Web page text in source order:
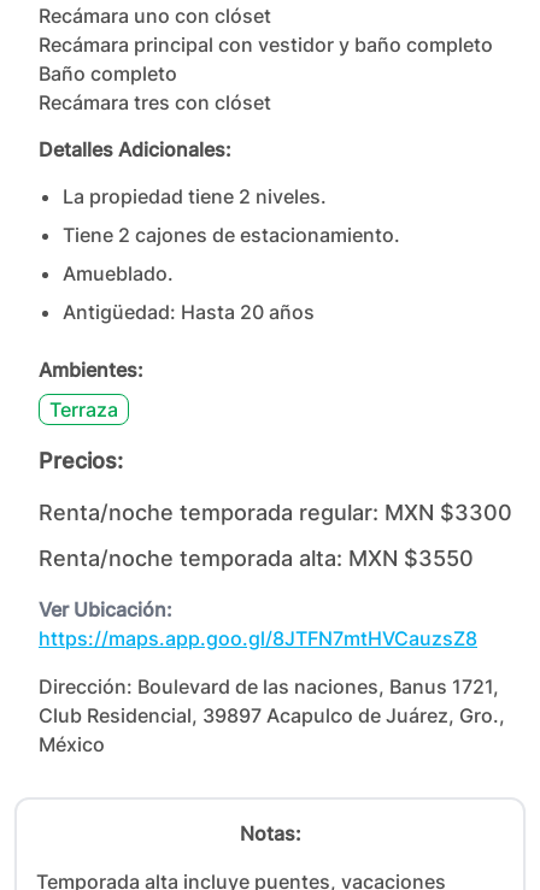
Recámara uno con clóset
Recámara principal con vestidor y baño completo
Baño completo
Recámara tres con clóset
Detalles Adicionales:
La propiedad tiene 2 niveles.
Tiene 2 cajones de estacionamiento.
Amueblado.
Antigüedad: Hasta 20 años
Ambientes:
Terraza
Precios:
Renta/noche temporada regular: MXN $3300
Renta/noche temporada alta: MXN $3550
Ver Ubicación:
https://maps.app.goo.gl/8JTFN7mtHVCauzsZ8
Dirección: Boulevard de las naciones, Banus 1721,
Club Residencial, 39897 Acapulco de Juárez, Gro.,
México
Notas:
Temporada alta incluye puentes, vacaciones